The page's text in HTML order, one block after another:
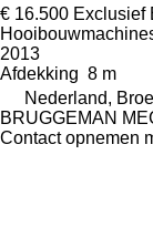
€ 16.500 Exclusief
2013
Afdekking 8 m
Nederland,
BRUGGEMAN
Contact opnemen